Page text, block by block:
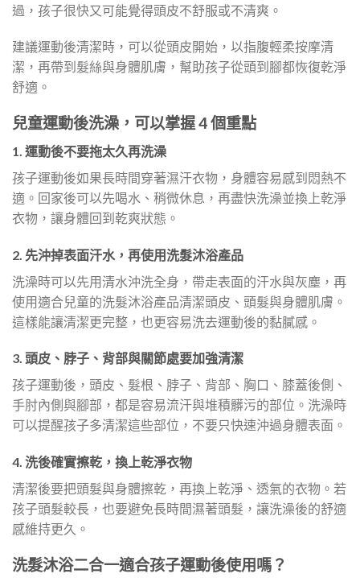
過，孩子很快又可能覺得頭皮不舒服或不清爽。
建議運動後清潔時，可以從頭皮開始，以指腹輕柔按摩清
潔，再帶到髮絲與身體肌膚，幫助孩子從頭到腳都恢復乾淨
舒適。
兒童運動後洗澡，可以掌握 4 個重點
1. 運動後不要拖太久再洗澡
孩子運動後如果長時間穿著濕汗衣物，身體容易感到悶熱不
適。回家後可以先喝水、稍微休息，再盡快洗澡並換上乾淨
衣物，讓身體回到乾爽狀態。
2. 先沖掉表面汗水，再使用洗髮沐浴產品
洗澡時可以先用清水沖洗全身，帶走表面的汗水與灰塵，再
使用適合兒童的洗髮沐浴產品清潔頭皮、頭髮與身體肌膚。
這樣能讓清潔更完整，也更容易洗去運動後的黏膩感。
3. 頭皮、脖子、背部與關節處要加強清潔
孩子運動後，頭皮、髮根、脖子、背部、胸口、膝蓋後側、
手肘內側與腳部，都是容易流汗與堆積髒污的部位。洗澡時
可以提醒孩子多清潔這些部位，不要只快速沖過身體表面。
4. 洗後確實擦乾，換上乾淨衣物
清潔後要把頭髮與身體擦乾，再換上乾淨、透氣的衣物。若
孩子頭髮較長，也要避免長時間濕著頭髮，讓洗澡後的舒適
感維持更久。
洗髮沐浴二合一適合孩子運動後使用嗎？